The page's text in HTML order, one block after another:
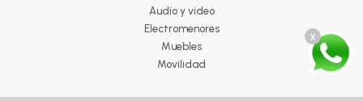
x
Audio y video
Electromenores
Muebles
Movilidad